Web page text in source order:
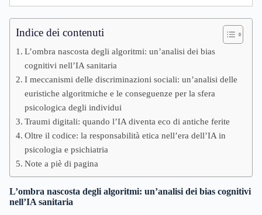
Indice dei contenuti
L’ombra nascosta degli algoritmi: un’analisi dei bias
cognitivi nell’IA sanitaria
I meccanismi delle discriminazioni sociali: un’analisi delle
euristiche algoritmiche e le conseguenze per la sfera
psicologica degli individui
Traumi digitali: quando l’IA diventa eco di antiche ferite
Oltre il codice: la responsabilità etica nell’era dell’IA in
psicologia e psichiatria
Note a piè di pagina
L’ombra nascosta degli algoritmi: un’analisi dei bias cognitivi
nell’IA sanitaria